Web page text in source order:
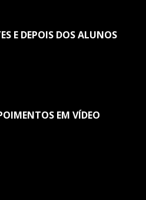
E DEPOIS DOS ALUNOS
EM VÍDEO